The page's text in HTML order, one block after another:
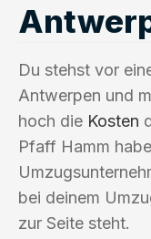
Du stehst vor
Antwerpen und
hoch die Kosten
Pfaff Hamm
bei deinem
zur Seite steht.